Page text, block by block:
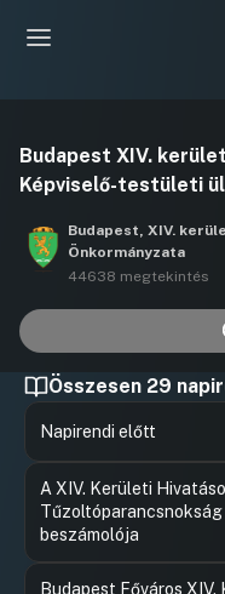
Budapest XIV.
Képviselő-testületi
Budapest, XIV.
Önkormányzata
44638 megtekintés
Összesen 29
Napirendi előtt
A XIV. Kerületi
Tűzoltóparancsnokság
beszámolója
Budapest Főváros